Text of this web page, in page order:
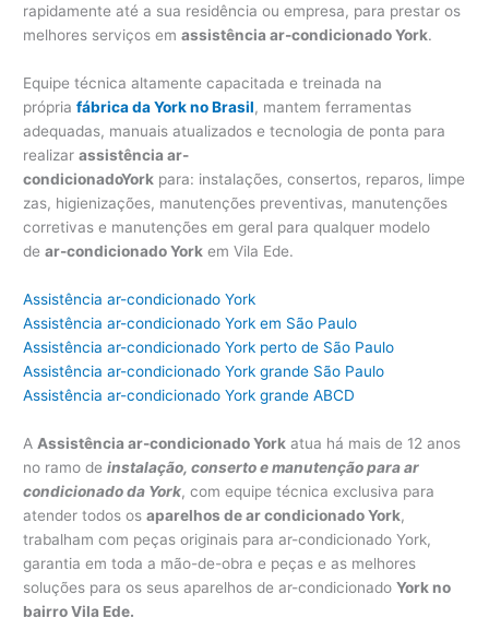
rapidamente até a sua residência ou empresa, para prestar os
melhores serviços emassistência ar-condicionado York.
Equipe técnica altamente capacitada e treinada na
própriafábrica da York no Brasil, mantem ferramentas
adequadas, manuais atualizados e tecnologia de ponta para
realizarassistência ar-
condicionadoYork para: instalações, consertos, reparos, limpe
zas, higienizações, manutenções preventivas, manutenções
corretivas e manutenções em geral para qualquer modelo
dear-condicionado York em Vila Ede.
Assistência ar-condicionado York
Assistência ar-condicionado York em São Paulo
Assistência ar-condicionado York perto de São Paulo
Assistência ar-condicionado York grande São Paulo
Assistência ar-condicionado York grande ABCD
A Assistência ar-condicionado York atua há mais de 12 anos
no ramo deinstalação, conserto e manutenção para ar
condicionado da York, com equipe técnica exclusiva para
atender todos osaparelhos de ar condicionado York,
trabalham com peças originais para ar-condicionado York,
garantia em toda a mão-de-obra e peças e as melhores
soluções para os seus aparelhos de ar-condicionadoYork no
bairro Vila Ede.